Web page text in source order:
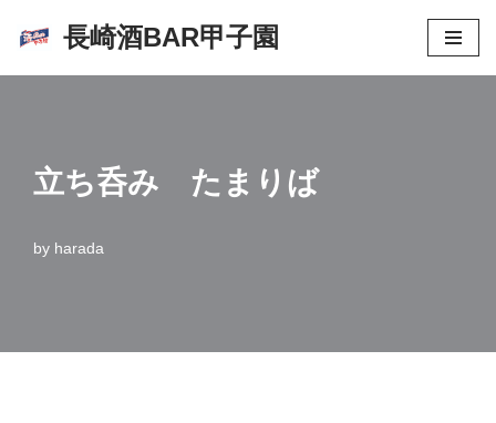
長崎酒BAR甲子園
立ち呑み たまりば
by harada